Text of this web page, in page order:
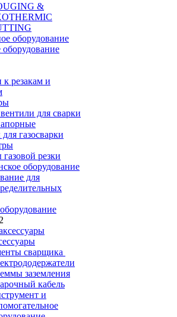
&
оборудование
к резакам и
для сварки
газосварки
резки
оборудование
для
сварщика
заземления
кабель
и